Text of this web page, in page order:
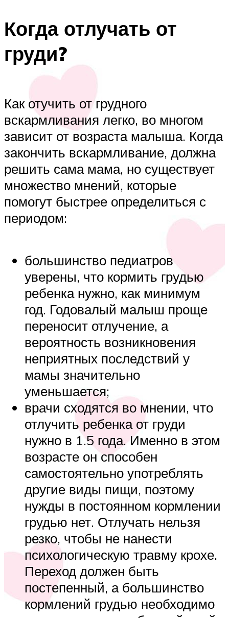
Когда отлучать от
груди?
Как отучить от грудного
вскармливания легко, во многом
зависит от возраста малыша. Когда
закончить вскармливание, должна
решить сама мама, но существует
множество мнений, которые
помогут быстрее определиться с
периодом:
большинство педиатров
уверены, что кормить грудью
ребенка нужно, как минимум
год. Годовалый малыш проще
переносит отлучение, а
вероятность возникновения
неприятных последствий у
мамы значительно
уменьшается;
врачи сходятся во мнении, что
отлучить ребенка от груди
нужно в 1.5 года. Именно в этом
возрасте он способен
самостоятельно употреблять
другие виды пищи, поэтому
нужды в постоянном кормлении
грудью нет. Отлучать нельзя
резко, чтобы не нанести
психологическую травму крохе.
Переход должен быть
постепенный, а большинство
кормлений грудью необходимо